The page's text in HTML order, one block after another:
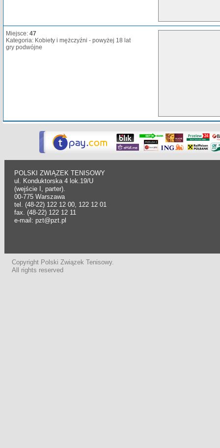
Miejsce: 47
Kategoria: Kobiety i mężczyźni - powyżej 18 lat
gry podwójne
POLSKI ZWIĄZEK TENISOWY
ul. Konduktorska 4 lok.19/U
(wejście I, parter).
00-775 Warszawa
tel. (48-22) 122 12 00, 122 12 01
fax. (48-22) 122 12 11
e-mail: pzt@pzt.pl
Copyright Polski Związek Tenisowy.
All rights reserved